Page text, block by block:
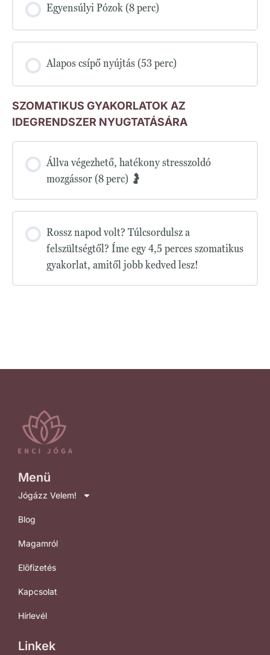
Egyensúlyi Pózok (8 perc)
Alapos csípő nyújtás (53 perc)
SZOMATIKUS GYAKORLATOK AZ
IDEGRENDSZER NYUGTATÁSÁRA
Állva végezhető, hatékony stresszoldó
mozgássor (8 perc) 🤰
Rossz napod volt? Túlcsordulsz a
felszültségtől? Íme egy 4,5 perces szomatikus
gyakorlat, amitől jobb kedved lesz!
Menü
Jógázz Velem!
Blog
Magamról
Előfizetés
Kapcsolat
Hírlevél
Linkek